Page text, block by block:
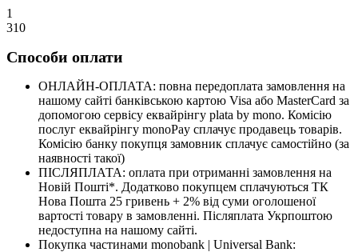
1
310
Способи оплати
ОНЛАЙН-ОПЛАТА: повна передоплата замовлення на
нашому сайті банківською картою Visa або MasterCard за
допомогою сервісу еквайрінгу plata by mono. Комісію
послуг еквайрінгу monoPay сплачує продавець товарів.
Комісію банку покупця замовник сплачує самостійно (за
наявності такої)
ПІСЛЯПЛАТА: оплата при отриманні замовлення на
Новій Пошті*. Додатково покупцем сплачуються ТК
Нова Пошта 25 гривень + 2% від суми оголошеної
вартості товару в замовленні. Післяплата Укрпоштою
недоступна на нашому сайті.
Покупка частинами monobank | Universal Bank: